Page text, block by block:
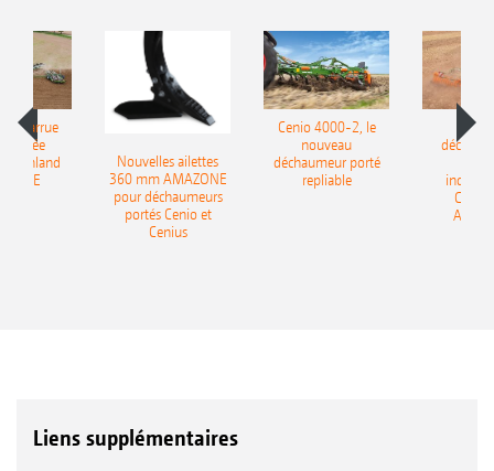
charrue
portée
Onland
Nouvelles ailettes
360 mm AMAZONE
pour déchaumeurs
portés Cenio et
Cenius
Cenio 4000-2, le
nouveau
déchaumeur porté
repliable
Liens supplémentaires